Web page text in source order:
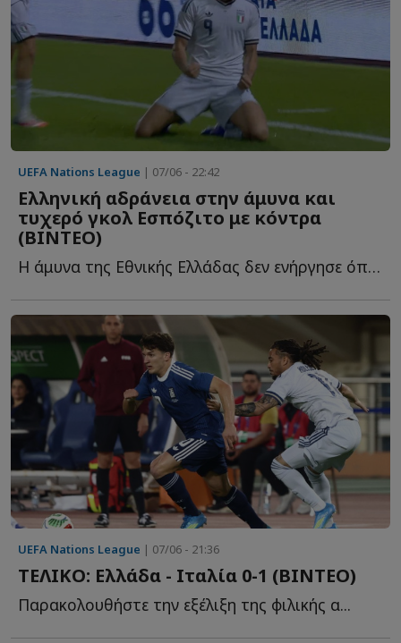
UEFA Nations League | 07/06 - 22:42
Ελληνική αδράνεια στην άμυνα και
τυχερό γκολ Εσπόζιτο με κόντρα
(ΒΙΝΤΕΟ)
Η άμυνα της Εθνικής Ελλάδας δεν ενήργησε όπως έπρεπε, π...
UEFA Nations League | 07/06 - 21:36
TEΛΙΚΟ: Ελλάδα - Ιταλία 0-1 (ΒΙΝΤΕΟ)
Παρακολουθήστε την εξέλιξη της φιλικής α...